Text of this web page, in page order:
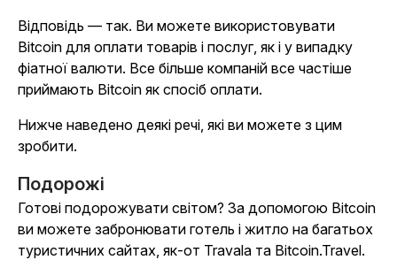
Відповідь — так. Ви можете використовувати
Bitcoin для оплати товарів і послуг, як і у випадку
фіатної валюти. Все більше компаній все частіше
приймають Bitcoin як спосіб оплати.
Нижче наведено деякі речі, які ви можете з цим
зробити.
Подорожі
Готові подорожувати світом? За допомогою Bitcoin
ви можете забронювати готель і житло на багатьох
туристичних сайтах, як-от Travala та Bitcoin.Travel.